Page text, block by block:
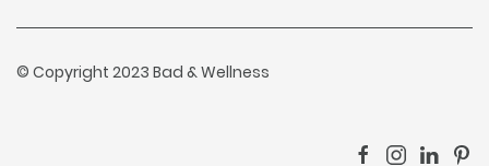
© Copyright 2023 Bad & Wellness